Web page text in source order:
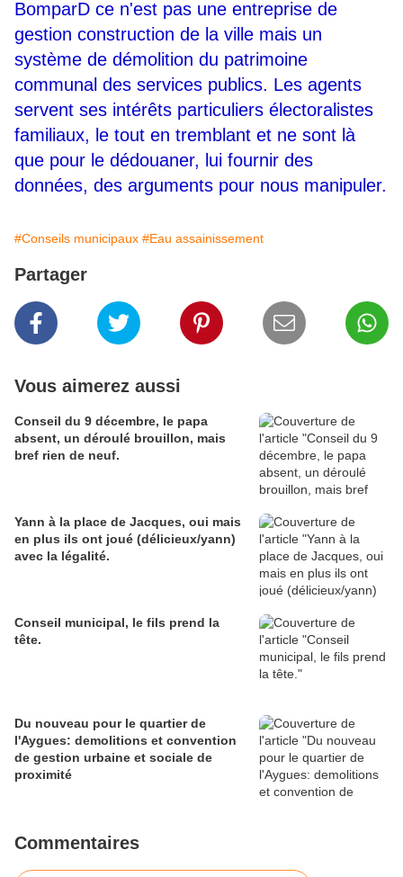
BomparD ce n'est pas une entreprise de
gestion construction de la ville mais un
système de démolition du patrimoine
communal des services publics. Les agents
servent ses intérêts particuliers électoralistes
familiaux, le tout en tremblant et ne sont là
que pour le dédouaner, lui fournir des
données, des arguments pour nous manipuler.
#Conseils municipaux #Eau assainissement
Partager
Vous aimerez aussi
Conseil du 9 décembre, le papa
absent, un déroulé brouillon, mais
bref rien de neuf.
Yann à la place de Jacques, oui mais
en plus ils ont joué (délicieux/yann)
avec la légalité.
Conseil municipal, le fils prend la
tête.
Du nouveau pour le quartier de
l'Aygues: demolitions et convention
de gestion urbaine et sociale de
proximité
Commentaires